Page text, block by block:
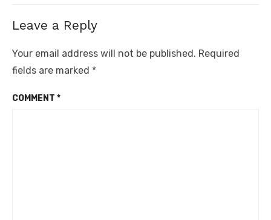
Leave a Reply
Your email address will not be published. Required
fields are marked *
COMMENT *